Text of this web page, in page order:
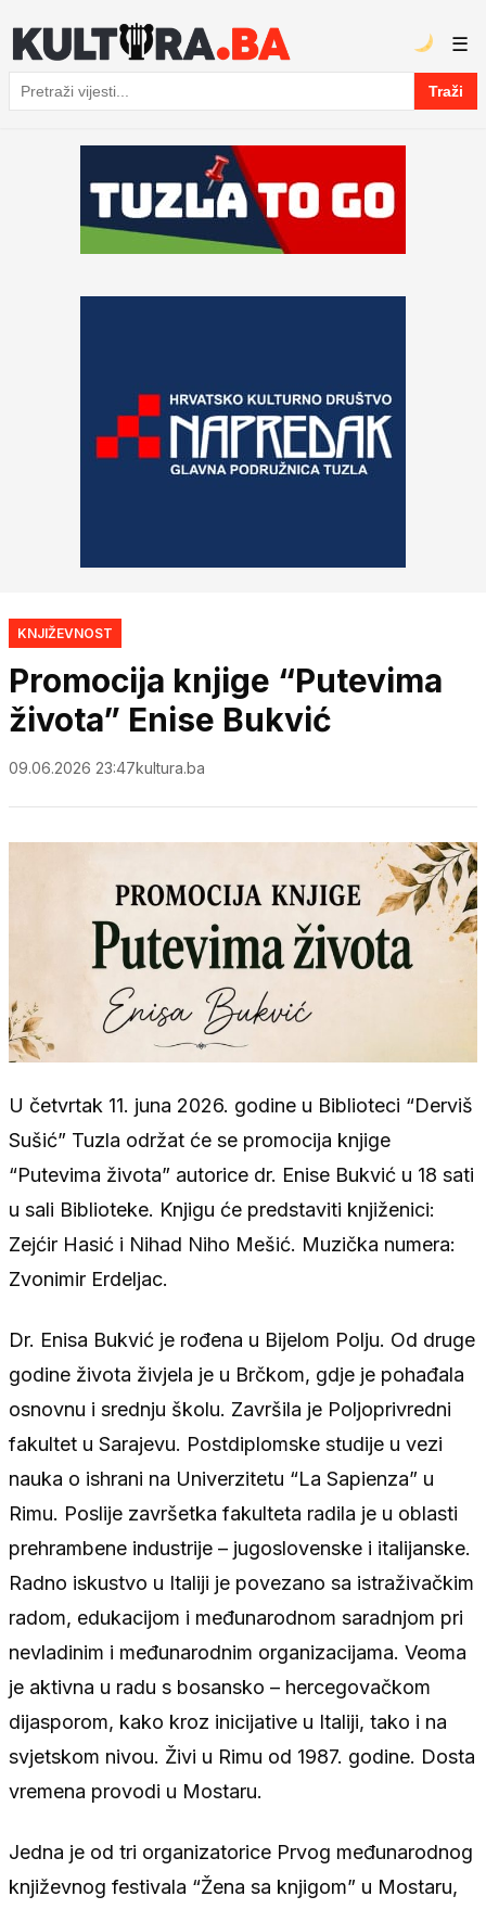
Pretraga
Traži
☰
KNJIŽEVNOST
Promocija knjige “Putevima
života” Enise Bukvić
09.06.2026 23:47kultura.ba
U četvrtak 11. juna 2026. godine u Biblioteci “Derviš
Sušić” Tuzla održat će se promocija knjige
“Putevima života” autorice dr. Enise Bukvić u 18 sati
u sali Biblioteke. Knjigu će predstaviti knjiženici:
Zejćir Hasić i Nihad Niho Mešić. Muzička numera:
Zvonimir Erdeljac.
Dr. Enisa Bukvić je rođena u Bijelom Polju. Od druge
godine života živjela je u Brčkom, gdje je pohađala
osnovnu i srednju školu. Završila je Poljoprivredni
fakultet u Sarajevu. Postdiplomske studije u vezi
nauka o ishrani na Univerzitetu “La Sapienza” u
Rimu. Poslije završetka fakulteta radila je u oblasti
prehrambene industrije – jugoslovenske i italijanske.
Radno iskustvo u Italiji je povezano sa istraživačkim
radom, edukacijom i međunarodnom saradnjom pri
nevladinim i međunarodnim organizacijama. Veoma
je aktivna u radu s bosansko – hercegovačkom
dijasporom, kako kroz inicijative u Italiji, tako i na
svjetskom nivou. Živi u Rimu od 1987. godine. Dosta
vremena provodi u Mostaru.
Jedna je od tri organizatorice Prvog međunarodnog
književnog festivala “Žena sa knjigom” u Mostaru,